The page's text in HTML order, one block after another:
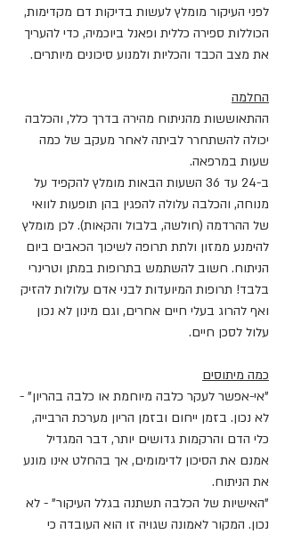
לפני העיקור מומלץ לעשות בדיקות דם מקדימות,
הכוללות ספירה כללית ופאנל ביוכמיה, כדי להעריך
את מצב הכבד והכליות ולמנוע סיכונים מיותרים.
החלמה
ההתאוששות מהניתוח מהירה בדרך כלל, והכלבה
יכולה להשתחרר לביתה לאחר מעקב של כמה
שעות במרפאה.
ב-24 עד 36 השעות הבאות מומלץ להקפיד על
מנוחה, והכלבה עלולה להפגין בהן תופעות לוואי
של ההרדמה (חולשה, בלבול והקאות). לכן מומלץ
להימנע ממזון ולתת תרופה לשיכוך הכאבים ביום
הניתוח. חשוב להשתמש בתרופות במתן וטרינרי
בלבד! תרופות המיועדות לבני אדם עלולות להזיק
ואף להרוג בעלי חיים אחרים, וגם מינון לא נכון
עלול לסכן חיים.
כמה מיתוסים
"אי-אפשר לעקר כלבה מיוחמת או כלבה בהריון" -
לא נכון. בזמן ייחום ובזמן הריון מערכת הרבייה,
כלי הדם והרקמות גדושים יותר, דבר המגדיל
אמנם את הסיכון לדימומים, אך בהחלט אינו מונע
את הניתוח.
"האישיות של הכלבה תשתנה בגלל העיקור" - לא
נכון. המקור לאמונה שגויה זו הוא העובדה כי